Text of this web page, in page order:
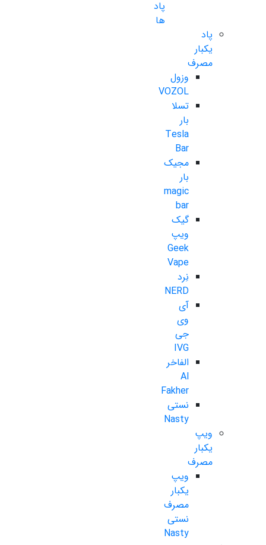
پاد
ها
پاد
یکبار
مصرف
وزول
VOZOL
تسلا
بار
Tesla
Bar
مجیک
بار
magic
bar
گیک
ویپ
Geek
Vape
نِرد
NERD
آی
وی
جی
IVG
الفاخر
Al
Fakher
نستی
Nasty
ویپ
یکبار
مصرف
ویپ
یکبار
مصرف
نستی
Nasty